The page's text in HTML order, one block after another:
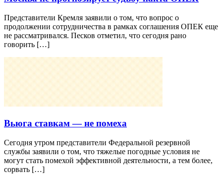
Представители Кремля заявили о том, что вопрос о
продолжении сотрудничества в рамках соглашения ОПЕК еще
не рассматривался. Песков отметил, что сегодня рано
говорить […]
Вьюга ставкам — не помеха
Сегодня утром представители Федеральной резервной
службы заявили о том, что тяжелые погодные условия не
могут стать помехой эффективной деятельности, а тем более,
сорвать […]